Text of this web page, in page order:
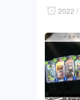
的阵容可
大一些，
小编为大
2022